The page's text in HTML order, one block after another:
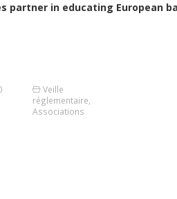
partner in educating European
Veille
réglementaire
Associations